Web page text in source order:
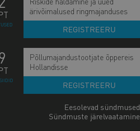
ärivõimalused ringmajanduses
REGISTREERU
Põllumajandustootjate õppereis
Hollandisse
REGISTREERU
Eesolevad sündmused
Sündmuste järelvaatamine
LIITU UUDISKIRJAGA